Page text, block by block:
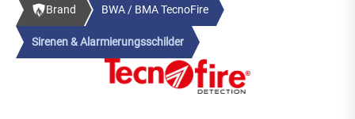
Brand BWA / BMA TecnoFire
Sirenen & Alarmierungsschilder